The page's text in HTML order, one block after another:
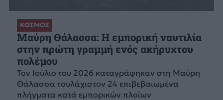
ΚΟΣΜΟΣ
Μαύρη Θάλασσα: Η εμπορική ναυτιλία
στην πρώτη γραμμή ενός ακήρυχτου
πολέμου
Τον Ιούλιο του 2026 καταγράφηκαν στη Μαύρη
Θάλασσα τουλάχιστον 24 επιβεβαιωμένα
πλήγματα κατά εμπορικών πλοίων